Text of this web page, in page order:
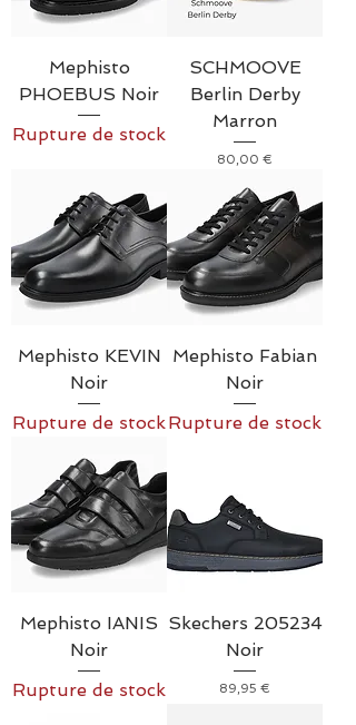
Mephisto
PHOEBUS Noir
Rupture de stock
SCHMOOVE
Berlin Derby
Marron
Prix
80,00 €
Mephisto KEVIN
Noir
Rupture de stock
Mephisto Fabian
Noir
Rupture de stock
Mephisto IANIS
Noir
Rupture de stock
Skechers 205234
Noir
Prix
89,95 €